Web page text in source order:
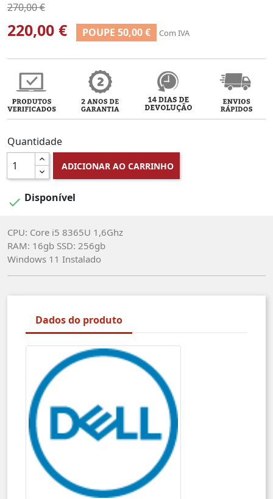
270,00 €
220,00 € POUPE 50,00 € Com IVA
Quantidade
ADICIONAR AO CARRINHO
 Disponível
CPU: Core i5 8365U 1,6Ghz
RAM: 16gb SSD: 256gb
Windows 11 Instalado
Dados do produto